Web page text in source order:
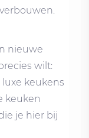
nieuwe
wilt:
keukens
keuken
je hier bij